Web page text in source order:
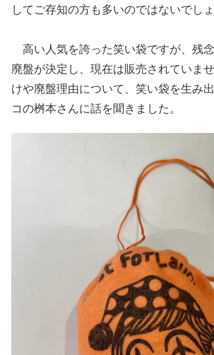
してご存知の方も多いのではないでしょ
高い人気を誇った笑い袋ですが、残
廃盤が決定し、現在は販売されていま
けや廃盤理由について、笑い袋を生み
コの桝本さんに話を聞きました。